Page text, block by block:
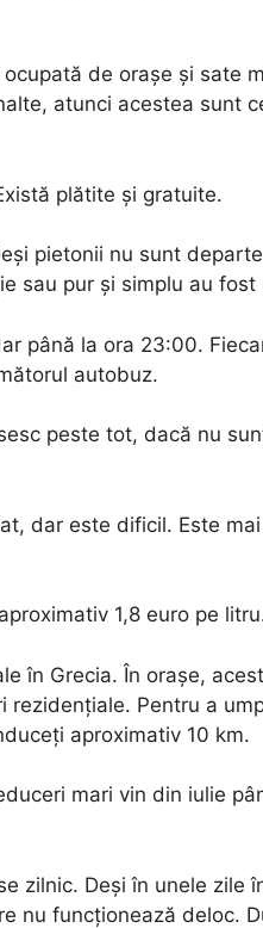
de orașe și sate
atunci acestea sunt
plătite și gratuite.
pietonii nu sunt
sau pur și simplu au
până la ora 23:00.
autobuz.
peste tot, dacă nu
dar este dificil. Este
1,8 euro pe
în Grecia. În orașe,
Pentru a
aproximativ 10 km.
mari vin din iulie
zilnic. Deși în unele zile
nu funcționează deloc.